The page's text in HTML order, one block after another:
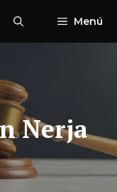
Menú
Nerja